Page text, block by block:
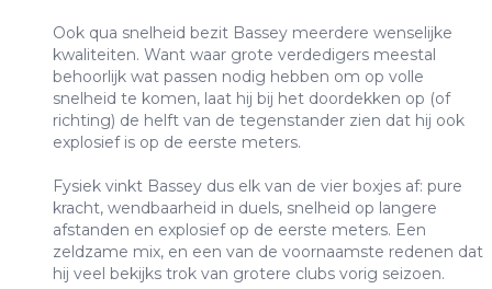
Ook qua snelheid bezit Bassey meerdere wenselijke
kwaliteiten. Want waar grote verdedigers meestal
behoorlijk wat passen nodig hebben om op volle
snelheid te komen, laat hij bij het doordekken op (of
richting) de helft van de tegenstander zien dat hij ook
explosief is op de eerste meters.
Fysiek vinkt Bassey dus elk van de vier boxjes af: pure
kracht, wendbaarheid in duels, snelheid op langere
afstanden en explosief op de eerste meters. Een
zeldzame mix, en een van de voornaamste redenen dat
hij veel bekijks trok van grotere clubs vorig seizoen.